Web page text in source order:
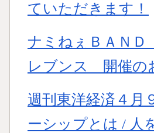
ていただきます！
ナミねぇＢＡＮ
レブンス 開催の
週刊東洋経済４月
ーシップとは / 人